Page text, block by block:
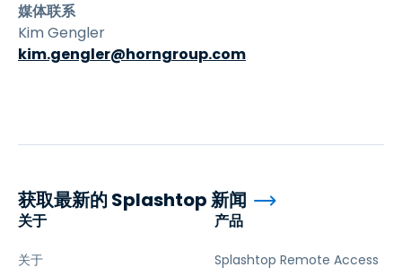
媒体联系
Kim Gengler
kim.gengler@horngroup.com
关于
关于
产品
Splashtop Remote Access
获取最新的 Splashtop 新闻